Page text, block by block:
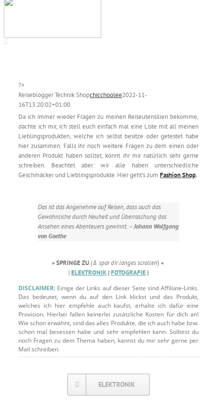
?>
Reiseblogger Technik Shopchicchoolee2022-11-
16T13:20:02+01:00
Da ich immer wieder Fragen zu meinen Reiseutensilien bekomme,
dachte ich mir, ich stell euch einfach mal eine Liste mit all meinen
Lieblingsprodukten, welche ich selbst besitze oder getestet habe
hier zusammen. Falls ihr noch weitere Fragen zu dem einen oder
anderen Produkt haben solltet, könnt ihr mir natürlich sehr gerne
schreiben. Beachtet aber: wir alle haben unterschiedliche
Geschmäcker und Lieblingsprodukte. Hier geht’s zum Fashion Shop.
Das ist das Angenehme auf Reisen, dass auch das
Gewöhnliche durch Neuheit und Überraschung das
Ansehen eines Abenteuers gewinnt. – Johann Wolfgang
von Goethe
» SPRINGE ZU(& spar dir langes scrollen) «
| ELEKTRONIK|FOTOGRAFIE|
DISCLAIMER: Einige der Links auf dieser Seite sind Affiliate-Links.
Das bedeutet, wenn du auf den Link klickst und das Produkt,
welches ich hier empfehle auch kaufst, erhalte ich dafür eine
Provision. Hierbei fallen keinerlei zusätzliche Kosten für dich an!
Wie schon erwähnt, sind das alles Produkte, die ich auch habe bzw.
schon mal besessen habe und sehr empfehlen kann. Solltest du
noch Fragen zu dem Thema haben, kannst du mir sehr gerne per
Mail schreiben.
ELEKTRONIK